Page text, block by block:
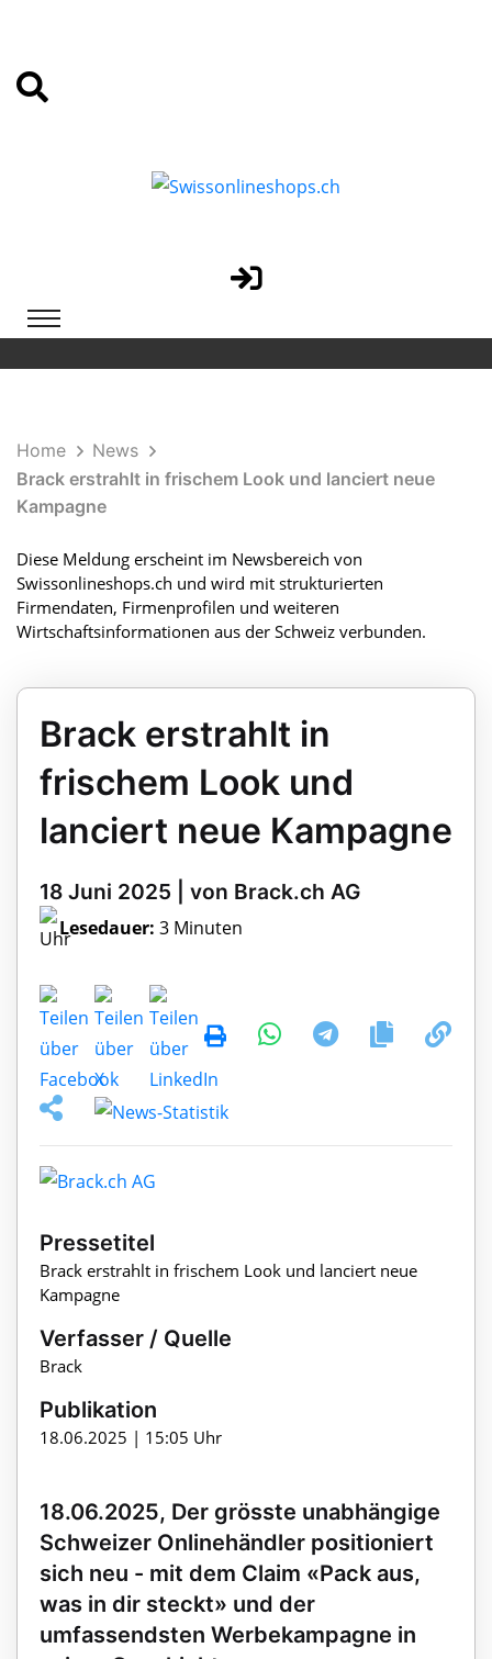
Home
News
Brack erstrahlt in frischem Look und lanciert neue
Kampagne
Diese Meldung erscheint im Newsbereich von
Swissonlineshops.ch und wird mit strukturierten
Firmendaten, Firmenprofilen und weiteren
Wirtschaftsinformationen aus der Schweiz verbunden.
Brack erstrahlt in
frischem Look und
lanciert neue Kampagne
18 Juni 2025 | von Brack.ch AG
Lesedauer: 3 Minuten
Pressetitel
Brack erstrahlt in frischem Look und lanciert neue
Kampagne
Verfasser / Quelle
Brack
Publikation
18.06.2025 | 15:05 Uhr
18.06.2025, Der grösste unabhängige
Schweizer Onlinehändler positioniert
sich neu - mit dem Claim «Pack aus,
was in dir steckt» und der
umfassendsten Werbekampagne in